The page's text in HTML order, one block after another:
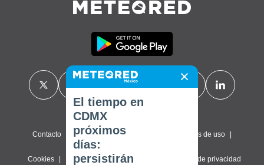
Contacto Sobre nosotros Términos de uso
Cookies Política de privacidad Configuración de privacidad
El tiempo en
CDMX
próximos
días:
persistirán